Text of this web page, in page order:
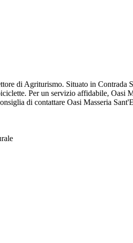
di Agriturismo. Situato in Contrada
Per un servizio affidabile, Oasi
di contattare Oasi Masseria